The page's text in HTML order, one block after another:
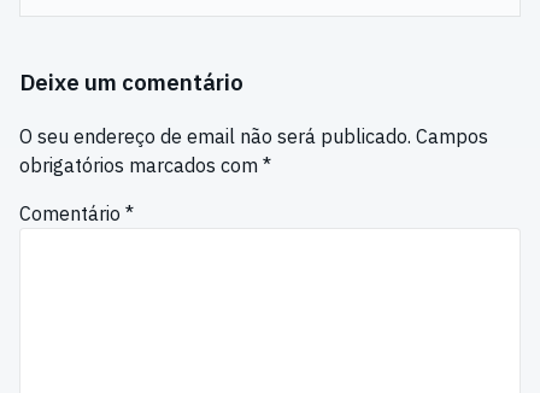
Deixe um comentário
O seu endereço de email não será publicado. Campos
obrigatórios marcados com *
Comentário *